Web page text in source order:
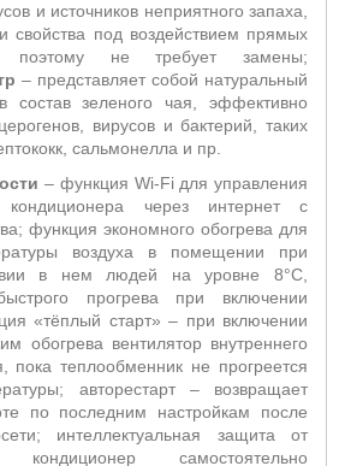
и источников неприятного запаха,
свойства под воздействием прямых
поэтому не требует замены;
– представляет собой натуральный
состав зеленого чая, эффективно
вирусов и бактерий, таких
сальмонелла и пр.
– функция Wi-Fi для управления
через интернет с
функция экономного обогрева для
воздуха в помещении при
в нем людей на уровне 8°С,
прогрева при включении
«тёплый старт» – при включении
обогрева вентилятор внутреннего
пока теплообменник не прогреется
авторестарт – возвращает
по последним настройкам после
интеллектуальная защита от
самостоятельно